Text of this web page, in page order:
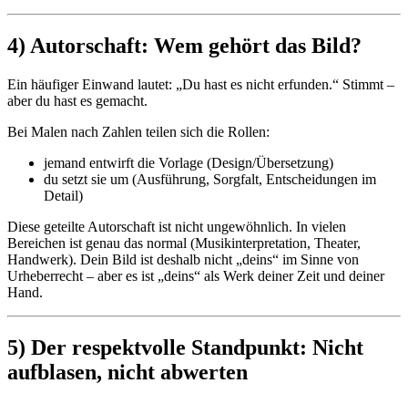
4) Autorschaft: Wem gehört das Bild?
Ein häufiger Einwand lautet: „Du hast es nicht erfunden.“ Stimmt –
aber du hast es gemacht.
Bei Malen nach Zahlen teilen sich die Rollen:
jemand entwirft die Vorlage (Design/Übersetzung)
du setzt sie um (Ausführung, Sorgfalt, Entscheidungen im
Detail)
Diese geteilte Autorschaft ist nicht ungewöhnlich. In vielen
Bereichen ist genau das normal (Musikinterpretation, Theater,
Handwerk). Dein Bild ist deshalb nicht „deins“ im Sinne von
Urheberrecht – aber es ist „deins“ als Werk deiner Zeit und deiner
Hand.
5) Der respektvolle Standpunkt: Nicht
aufblasen, nicht abwerten